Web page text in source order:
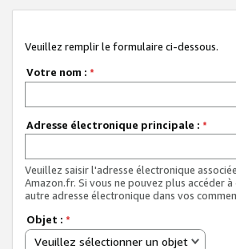
Veuillez remplir le formulaire ci-dessous.
Votre nom : *
Adresse électronique principale : *
Veuillez saisir l'adresse électronique
Amazon.fr. Si vous ne pouvez plus accéder
autre adresse électronique dans vos
Objet : *
Veuillez sélectionner un objet